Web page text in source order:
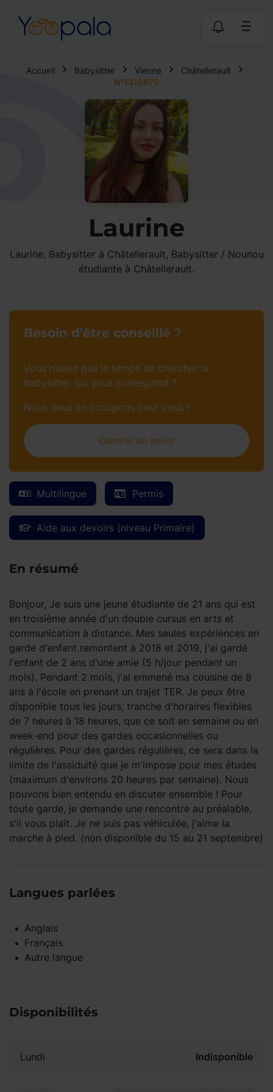
Accueil Babysitter Vienne
Châtellerault
N°1315675
Laurine
Laurine, Babysitter à Châtellerault, Babysitter / Nounou
étudiante à Châtellerault.
Multilingue Permis
Aide aux devoirs (niveau Primaire)
En résumé
Bonjour, Je suis une jeune étudiante de 21 ans qui est
en troisième année d'un double cursus en arts et
communication à distance. Mes seules expériences en
garde d'enfant remontent à 2018 et 2019, j'ai gardé
l'enfant de 2 ans d'une amie (5 h/jour pendant un
mois). Pendant 2 mois, j'ai emmené ma cousine de 8
ans à l'école en prenant un trajet TER. Je peux être
disponible tous les jours, tranche d'horaires flexibles
de 7 heures à 18 heures, que ce soit en semaine ou en
week-end pour des gardes occasionnelles ou
régulières. Pour des gardes régulières, ce sera dans la
limite de l'assiduité que je m'impose pour mes études
(maximum d'environs 20 heures par semaine). Nous
pouvons bien entendu en discuter ensemble ! Pour
toute garde, je demande une rencontre au préalable,
s'il vous plaît. Je ne suis pas véhiculée, j'aime la
marche à pied. (non disponible du 15 au 21 septembre)
Langues parlées
Anglais
Français
Autre langue
Disponibilités
Lundi Indisponible
Besoin d’être conseillé ?
Vous n’avez pas le temps de chercher la
babysitter qui vous correspond ?
Nous nous en occupons pour vous !
Obtenir un devis